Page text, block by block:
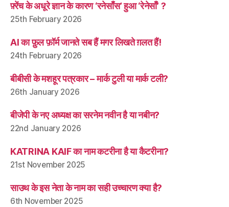
फ़्रेंच के अधूरे ज्ञान के कारण ‘रनेसाँस’ हुआ ‘रेनेसाँ’ ?
25th February 2026
AI का फ़ुल फ़ॉर्म जानते सब हैं मगर लिखते ग़लत हैं!
24th February 2026
बीबीसी के मशहूर पत्रकार – मार्क टुली या मार्क टली?
26th January 2026
बीजेपी के नए अध्यक्ष का सरनेम नवीन है या नबीन?
22nd January 2026
KATRINA KAIF का नाम कटरीना है या कैटरीना?
21st November 2025
साउथ के इस नेता के नाम का सही उच्चारण क्या है?
6th November 2025